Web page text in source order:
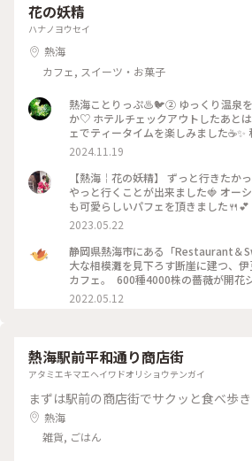
花の妖精
ハナノヨウセイ
熱海
カフェ, スイーツ・お菓子
熱海ことりっぷ♨️🐦️② ゆっくり温泉
か♡ ホテルチェックアウトしたあと
ェでティータイムを楽しみました☕✨ 秋限定のモンブラン🌰 テ
ィラミスとぶどうのパフェ🍇 和紅茶
ィー❀ モンブランはまったりこっくり濃厚♡ 今だけの栗、ぶ
どう、柿で秋を感じました♡ お酒が
シェアしながらゆっくりお喋りする最
の景色は。。山、岩山、海、地平線
いて。。自然に囲まれた非日常感が
めでした🌿✨ #花の妖精 #絶景カフェ
えるなんて #素敵 #ティータイム #パ
ハーブティー #ゆっくり #のんびり #
贅沢な時間 #景色が最高 #自然に囲ま
っぷ
2024.11.19
【熱海￤花の妖精】 ずっと行きたかった熱海のカフェ！ GWに
やっと行くことが出来ました🍓 オーシャンビューで、とって
も可愛らしいパフェを頂きました
ェも景色も贅沢な一時を過ごすことが出来ま
りっぷ旅 #花の妖精
2023.05.22
静岡県熱海市にある「Restaurant＆
大な相模灘を見下ろす断崖に建つ、
カフェ。 ⁡ 600種4000株の薔薇が開花
「ACAO FOREST」と連動して、5月
定で薔薇をモチーフとした期間限定
●Restaurant＆Sweets花の妖精 住所
1993-65 定休日：火曜日、水曜日、他
～17:00（16:00L.O.)
2022.05.12
熱海駅前平和通り商店街
アタミエキマエヘイワドオリショウテンガイ
まずは駅前の商店街でサクッと食べ歩き
熱海
雑貨, ごはん